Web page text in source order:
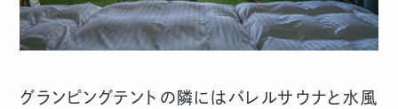
グランピングテントの隣にはバレルサウナと水風